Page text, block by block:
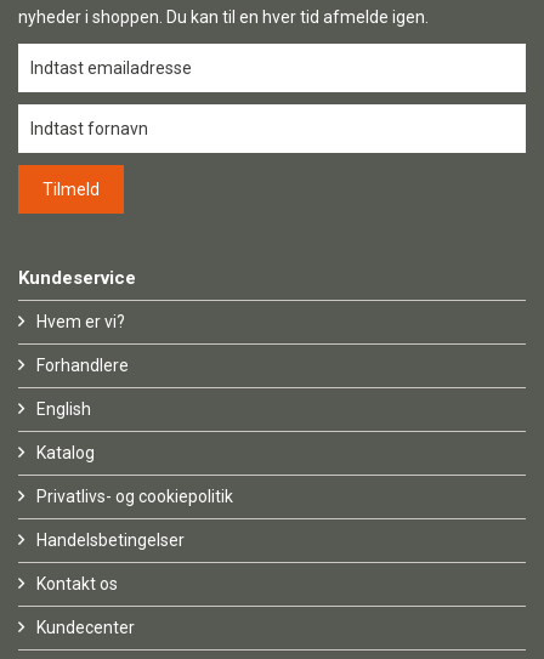
nyheder i shoppen. Du kan til en hver tid afmelde igen.
Kundeservice
Hvem er vi?
Forhandlere
English
Katalog
Privatlivs- og cookiepolitik
Handelsbetingelser
Kontakt os
Kundecenter